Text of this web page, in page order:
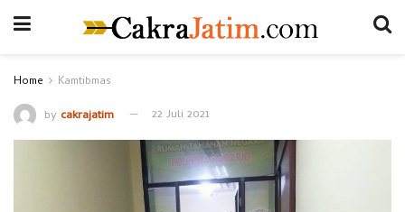
Home Kamtibmas
by cakrajatim 22 Juli 2021